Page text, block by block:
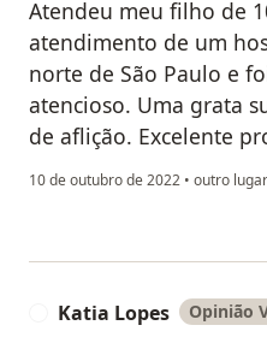
Atendeu meu filho de
atendimento de um
norte de São Paulo e
atencioso. Uma grata
de aflição. Excelente
10 de outubro de 2022 • outro lugar
Katia Lopes Opinião